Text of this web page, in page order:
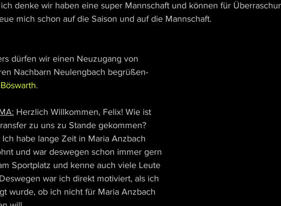
denke wir haben eine super Mannschaft und können für
mich schon auf die Saison und auf die Mannschaft.
dürfen wir einen Neuzugang von
Nachbarn Neulengbach begrüßen-
.
Herzlich Willkommen, Felix! Wie ist
zu uns zu Stande gekommen?
Ich habe lange Zeit in Maria Anzbach
und war deswegen schon immer gern
Sportplatz und kenne auch viele Leute
war ich direkt motiviert, als ich
wurde, ob ich nicht für Maria Anzbach